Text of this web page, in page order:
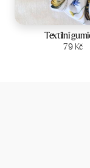
Textilní
79Kč
Zobrazit